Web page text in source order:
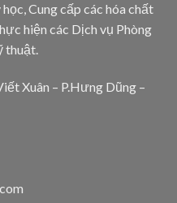
Cung cấp các hóa chất
hiện các Dịch vụ Phòng
thuật.
Xuân – P.Hưng Dũng –